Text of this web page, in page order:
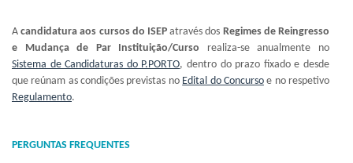
Acandidatura aos cursos do ISEP através dos Regimes de Reingresso
e Mudança de Par Instituição/Curso realiza-se anualmente no
Sistema de Candidaturas do P.PORTO, dentro do prazo fixado e desde
que reúnam as condições previstas no Edital do Concursoe no respetivo
Regulamento.
PERGUNTAS FREQUENTES